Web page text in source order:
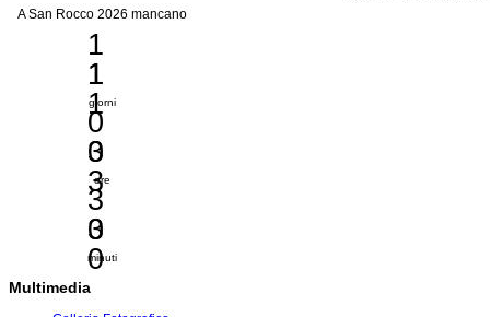
A San Rocco 2026 mancano
1
1
1
1
giorni
0
0
3
3
ore
3
3
0
0
minuti
Multimedia